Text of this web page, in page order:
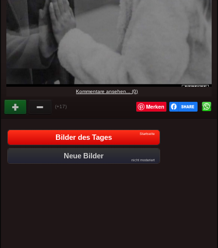
Kommentare ansehen... (0)
(+17) Merken
Bilder des Tages Startseite
Neue Bilder
nicht moderiert